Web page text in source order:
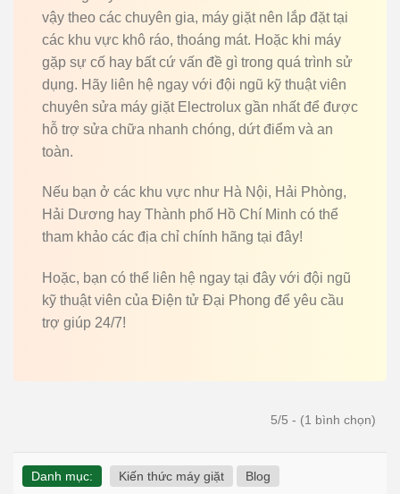
vậy theo các chuyên gia, máy giặt nên lắp đặt tại
các khu vực khô ráo, thoáng mát. Hoặc khi máy
gặp sự cố hay bất cứ vấn đề gì trong quá trình sử
dụng. Hãy liên hệ ngay với đội ngũ kỹ thuật viên
chuyên sửa máy giặt Electrolux gần nhất để được
hỗ trợ sửa chữa nhanh chóng, dứt điểm và an
toàn.
Nếu bạn ở các khu vực như Hà Nội, Hải Phòng,
Hải Dương hay Thành phố Hồ Chí Minh có thể
tham khảo các địa chỉ chính hãng tại đây!
Hoặc, bạn có thể liên hệ ngay tại đây với đội ngũ
kỹ thuật viên của Điện tử Đại Phong để yêu cầu
trợ giúp 24/7!
5/5 - (1 bình chọn)
Danh mục: Kiến thức máy giặt Blog